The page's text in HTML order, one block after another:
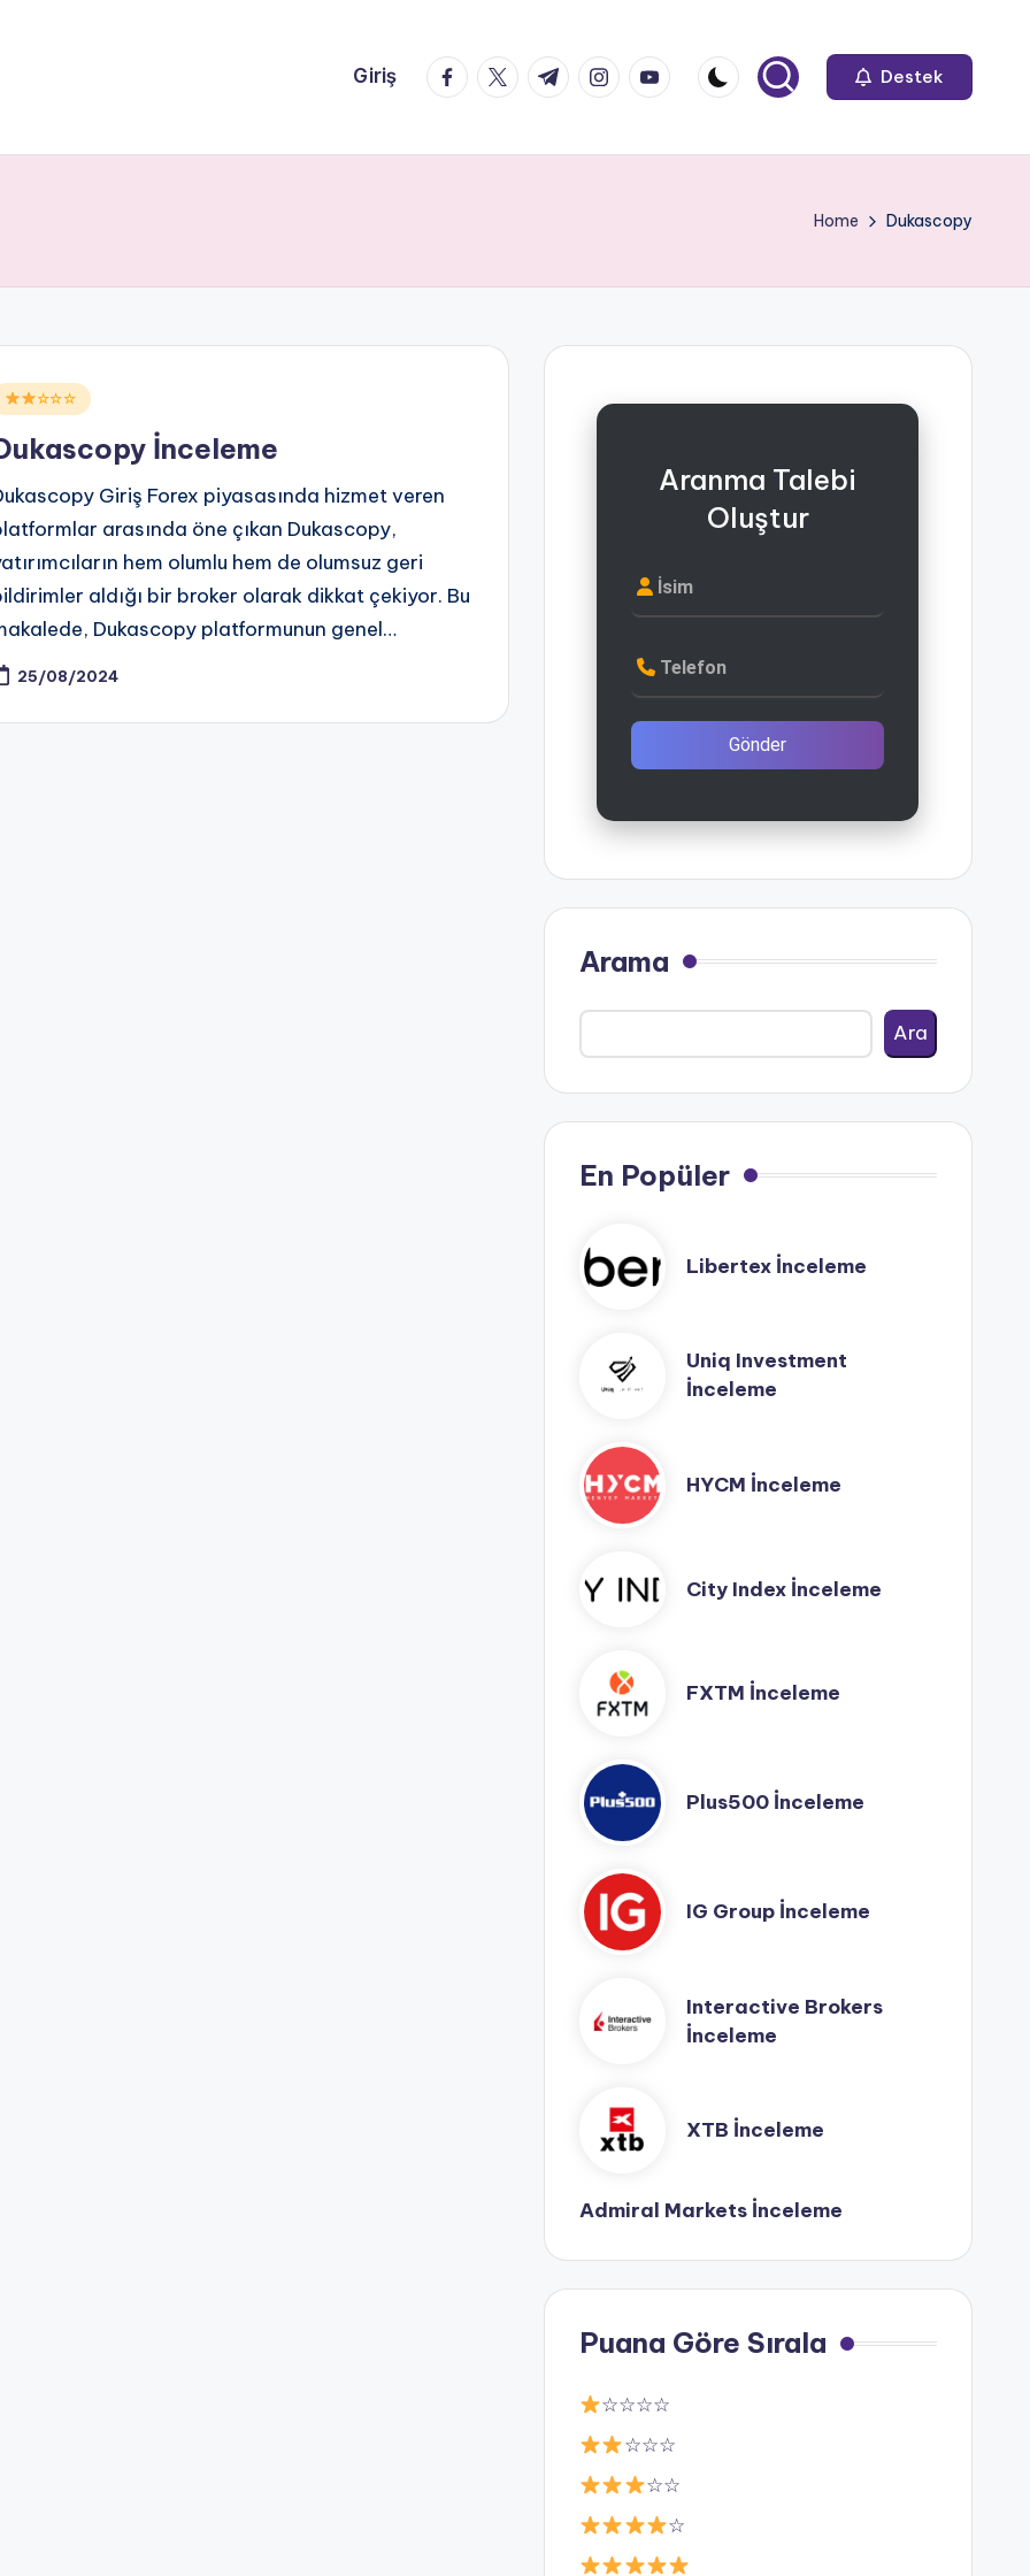
Giriş facebook.com
twitter.com
t.me instagram.com
youtube.com Destek
Home Dukascopy
☆☆☆
İnceleme
Giriş Forex piyasasında hizmet veren
arasında öne çıkan Dukascopy,
hem olumlu hem de olumsuz geri
aldığı bir broker olarak dikkat çekiyor. Bu
Dukascopy platformunun genel…
25/08/2024
Aranma Talebi
Oluştur
İsim
Telefon
Gönder
Arama
Ara
En Popüler
Libertex İnceleme
Uniq Investment
İnceleme
HYCM İnceleme
City Index İnceleme
FXTM İnceleme
Plus500 İnceleme
IG Group İnceleme
Interactive Brokers
İnceleme
XTB İnceleme
Admiral Markets İnceleme
Puana Göre Sırala
☆☆☆☆
☆☆☆
☆☆
☆